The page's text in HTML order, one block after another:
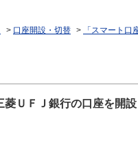
> 口座開設・切替 > 「スマート口
ＵＦＪ銀行の口座を開